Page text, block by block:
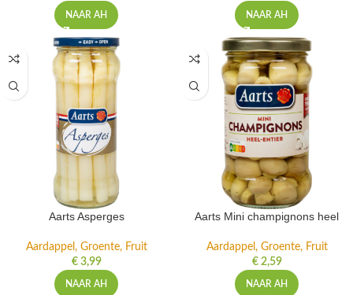
NAAR AH NAAR AH
Aarts Asperges
Aardappel, Groente, Fruit
€3,99
NAAR AH
Aarts Mini champignons heel
Aardappel, Groente, Fruit
€2,59
NAAR AH